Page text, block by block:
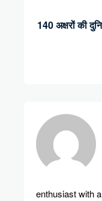
140 अक्षरों की
enthusiast with